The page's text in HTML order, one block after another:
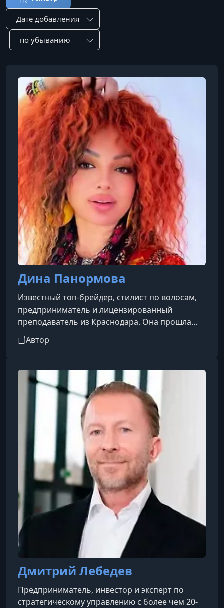
Сортировка по:
Сотировать по:
Дина Панормова
Известный топ-брейдер, стилист по волосам,
предприниматель и лицензированный
преподаватель из Краснодара. Она прошла
путь от мастера, работающего на дому, до
владелицы успешного бизнеса в бьюти-сфере.
Автор
Дмитрий Лебедев
Предприниматель, инвестор и эксперт по
стратегическому управлению с более чем 20-